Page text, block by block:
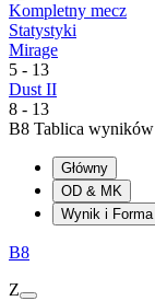
Kompletny mecz
Statystyki
Mirage
5 - 13
Dust II
8 - 13
B8 Tablica wyników
Główny
OD & MK
Wynik i Forma
B8
Z